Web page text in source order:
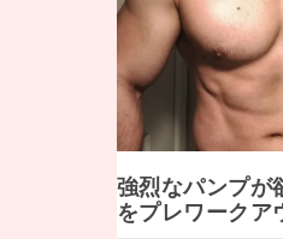
強烈なパンプが
をプレワークア